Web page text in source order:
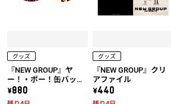
グッズ
『NEW GROUP』ヤ
ー！・ポー！缶バッジ
セット
\880
グッズ
『NEW GROUP』クリ
アファイル
\440